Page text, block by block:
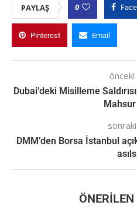
PAYLAŞ 0
Pinterest Email
önceki
Dubai’deki Misilleme
Mahsur
sonraki
DMM’den Borsa İstanbul